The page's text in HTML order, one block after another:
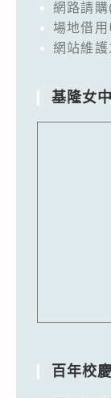
網路請購
場地借用
網站維
基隆女
百年校